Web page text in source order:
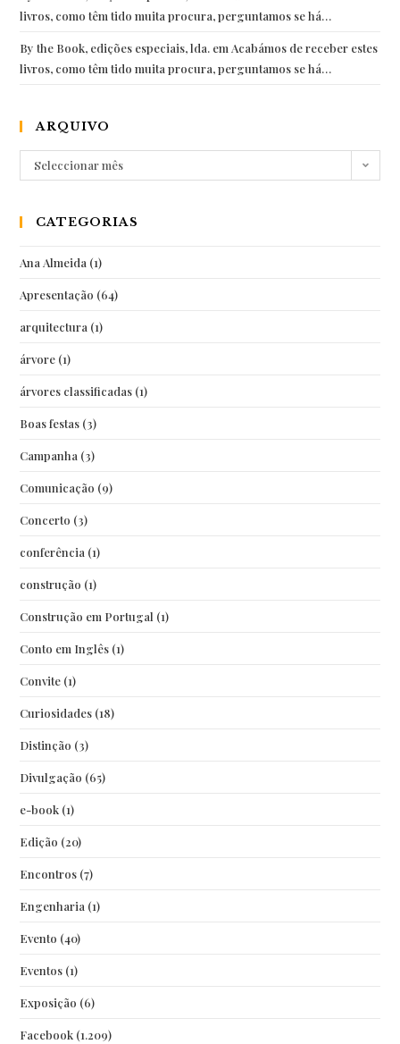
livros, como têm tido muita procura, perguntamos se há…
By the Book, edições especiais, lda. emAcabámos de receber estes
livros, como têm tido muita procura, perguntamos se há…
ARQUIVO
Arquivo
Seleccionar mês
CATEGORIAS
Ana Almeida (1)
Apresentação (64)
arquitectura (1)
árvore (1)
árvores classificadas (1)
Boas festas (3)
Campanha (3)
Comunicação (9)
Concerto (3)
conferência (1)
construção (1)
Construção em Portugal (1)
Conto em Inglês (1)
Convite (1)
Curiosidades (18)
Distinção (3)
Divulgação (65)
e-book (1)
Edição (20)
Encontros (7)
Engenharia (1)
Evento (40)
Eventos (1)
Exposição (6)
Facebook (1.209)